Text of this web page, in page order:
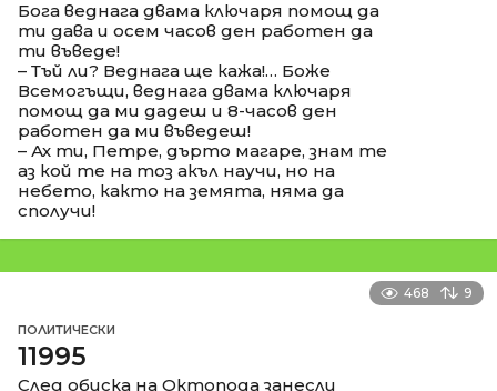
Бога веднага двама ключаря помощ да
ти дава и осем часов ден работен да
ти въведе!
– Тъй ли? Веднага ще кажа!… Боже
Всемогъщи, веднага двама ключаря
помощ да ми дадеш и 8-часов ден
работен да ми въведеш!
– Ах ти, Петре, дърто магаре, знам те
аз кой те на тоз акъл научи, но на
небето, както на земята, няма да
сполучи!
468 9
ПОЛИТИЧЕСКИ
11995
След обиска на Октопода занесли